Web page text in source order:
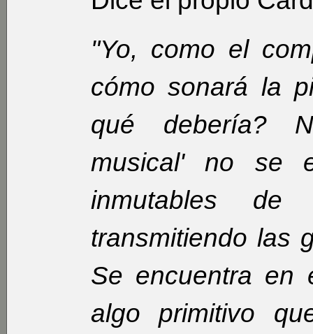
"Yo, como el
cómo sonará la
qué debería?
musical' no se
inmutables
transmitiendo las
Se encuentra en
algo primitivo